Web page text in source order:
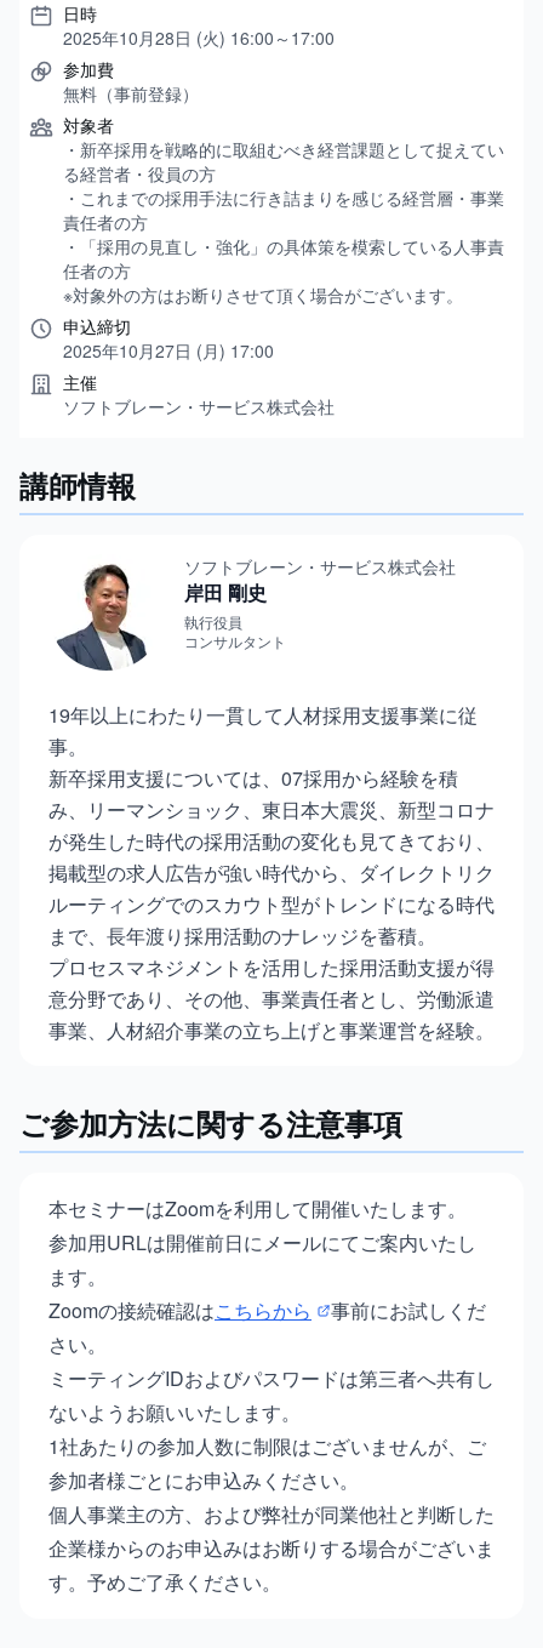
日時
2025年10月28日 (火) 16:00～17:00
参加費
無料（事前登録）
対象者
・新卒採用を戦略的に取組むべき経営課題として捉えてい
る経営者・役員の方
・これまでの採用手法に行き詰まりを感じる経営層・事業
責任者の方
・「採用の見直し・強化」の具体策を模索している人事責
任者の方
※対象外の方はお断りさせて頂く場合がございます。
申込締切
2025年10月27日 (月) 17:00
主催
ソフトブレーン・サービス株式会社
講師情報
ソフトブレーン・サービス株式会社
岸田 剛史
執行役員
コンサルタント
19年以上にわたり一貫して人材採用支援事業に従
事。
新卒採用支援については、07採用から経験を積
み、リーマンショック、東日本大震災、新型コロナ
が発生した時代の採用活動の変化も見てきており、
掲載型の求人広告が強い時代から、ダイレクトリク
ルーティングでのスカウト型がトレンドになる時代
まで、長年渡り採用活動のナレッジを蓄積。
プロセスマネジメントを活用した採用活動支援が得
意分野であり、その他、事業責任者とし、労働派遣
事業、人材紹介事業の立ち上げと事業運営を経験。
ご参加方法に関する注意事項
本セミナーはZoomを利用して開催いたします。
参加用URLは開催前日にメールにてご案内いたし
ます。
Zoomの接続確認はこちらから
事前にお試しくだ
さい。
ミーティングIDおよびパスワードは第三者へ共有し
ないようお願いいたします。
1社あたりの参加人数に制限はございませんが、ご
参加者様ごとにお申込みください。
個人事業主の方、および弊社が同業他社と判断した
企業様からのお申込みはお断りする場合がございま
す。予めご了承ください。